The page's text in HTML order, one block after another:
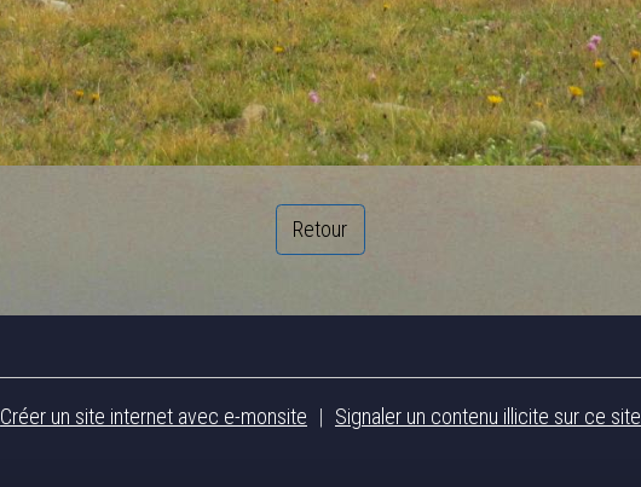
Retour
Créer un site internet avec e-monsite Signaler un contenu illicite sur ce site